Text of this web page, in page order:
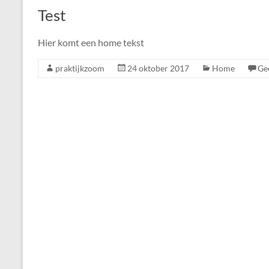
Test
Hier komt een home tekst
praktijkzoom 24 oktober 2017 Home